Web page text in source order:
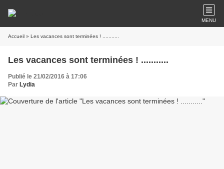
MENU
Accueil » Les vacances sont terminées ! ...........
Les vacances sont terminées ! ...........
Publié le 21/02/2016 à 17:06
Par Lydia